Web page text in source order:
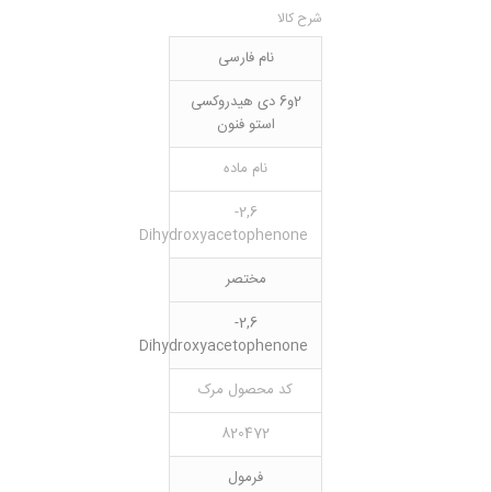
شرح کالا
نام فارسی
2و6 دی هیدروکسی
استو فنون
نام ماده
2,6-
Dihydroxyacetophenone
مختصر
2,6-
Dihydroxyacetophenone
کد محصول مرک
820472
فرمول